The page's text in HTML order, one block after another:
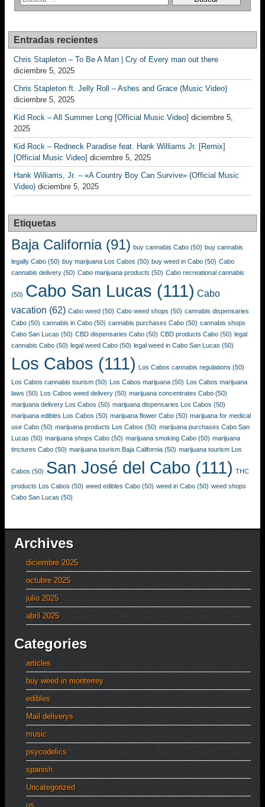
Entradas recientes
Chris Stapleton – To Be A Man | Cry of Every man out there
diciembre 5, 2025
Chris Stapleton ft. Jelly Roll – Ashes and Grace (Music Video)
diciembre 5, 2025
Kid Rock – All Summer Long [Official Music Video] diciembre 5,
2025
Kid Rock – Redneck Paradise feat. Hank Williams Jr. [Remix]
[Official Music Video] diciembre 5, 2025
Hank Williams, Jr. – «A Country Boy Can Survive» (Official Music
Video) diciembre 5, 2025
Etiquetas
Baja California(91) buy cannabis Cabo (50) buy cannabis
legally Cabo (50) buy marijuana Los Cabos (50) buy weed in Cabo (50) Cabo
cannabis delivery (50) Cabo marijuana products (50) Cabo recreational cannabis
(50) Cabo San Lucas (111) Cabo
vacation (62) Cabo weed (50) Cabo weed shops (50) cannabis dispensaries
Cabo (50) cannabis in Cabo (50) cannabis purchases Cabo (50) cannabis shops
Cabo San Lucas (50) CBD dispensaries Cabo (50) CBD products Cabo (50) legal
cannabis Cabo (50) legal weed Cabo (50) legal weed in Cabo San Lucas (50)
Los Cabos (111) Los Cabos cannabis regulations (50)
Los Cabos cannabis tourism (50) Los Cabos marijuana (50) Los Cabos marijuana
laws (50) Los Cabos weed delivery (50) marijuana concentrates Cabo (50)
marijuana delivery Los Cabos (50) marijuana dispensaries Los Cabos (50)
marijuana edibles Los Cabos (50) marijuana flower Cabo (50) marijuana for medical
use Cabo (50) marijuana products Los Cabos (50) marijuana purchases Cabo San
Lucas (50) marijuana shops Cabo (50) marijuana smoking Cabo (50) marijuana
tinctures Cabo (50) marijuana tourism Baja California (50) marijuana tourism Los
Cabos (50) San José del Cabo (111) THC
products Los Cabos (50) weed edibles Cabo (50) weed in Cabo (50) weed shops
Cabo San Lucas (50)
Archives
diciembre 2025
octubre 2025
julio 2025
abril 2025
Categories
articles
buy weed in monterrey
edibles
Mail deliverys
music
psycodelics
spanish
Uncategorized
us